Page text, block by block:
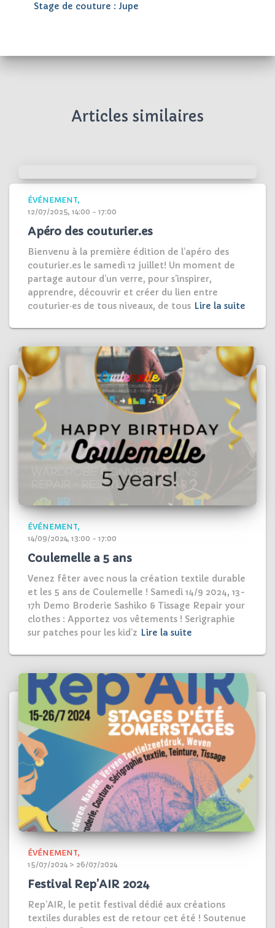
Stage de couture : Jupe
Articles similaires
ÉVÉNEMENT
12/07/2025, 14:00 - 17:00
Apéro des couturier.es
Bienvenu à la première édition de l’apéro des
couturier.es le samedi 12 juillet! Un moment de
partage autour d’un verre, pour s’inspirer,
apprendre, découvrir et créer du lien entre
couturier·es de tous niveaux, de tous Lire la suite
ÉVÉNEMENT
14/09/2024, 13:00 - 17:00
Coulemelle a 5 ans
Venez fêter avec nous la création textile durable
et les 5 ans de Coulemelle ! Samedi 14/9 2024, 13-
17h Demo Broderie Sashiko & Tissage Repair your
clothes : Apportez vos vêtements ! Serigraphie
sur patches pour les kid’z Lire la suite
ÉVÉNEMENT
15/07/2024 > 26/07/2024
Festival Rep’AIR 2024
Rep’AIR, le petit festival dédié aux créations
textiles durables est de retour cet été ! Soutenue